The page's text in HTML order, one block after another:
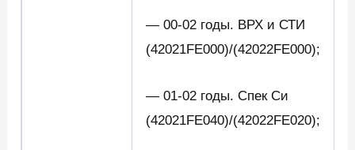
— 00-02 годы. ВРХ и СТИ
(42021FE000)/(42022FE000);
— 01-02 годы. Спек Си
(42021FE040)/(42022FE020);